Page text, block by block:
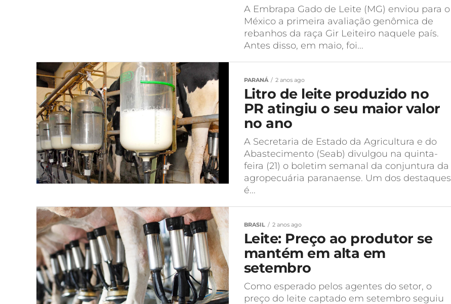
A Embrapa Gado de Leite (MG) enviou para o
México a primeira avaliação genômica de
rebanhos da raça Gir Leiteiro naquele país.
Antes disso, em maio, foi...
PARANÁ 2 anos ago
Litro de leite produzido no
PR atingiu o seu maior valor
no ano
A Secretaria de Estado da Agricultura e do
Abastecimento (Seab) divulgou na quinta-
feira (21) o boletim semanal da conjuntura da
agropecuária paranaense. Um dos destaques
é...
BRASIL 2 anos ago
Leite: Preço ao produtor se
mantém em alta em
setembro
Como esperado pelos agentes do setor, o
preço do leite captado em setembro seguiu